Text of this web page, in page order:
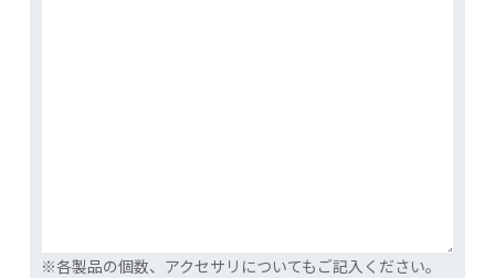
※各製品の個数、アクセサリについてもご記入ください。